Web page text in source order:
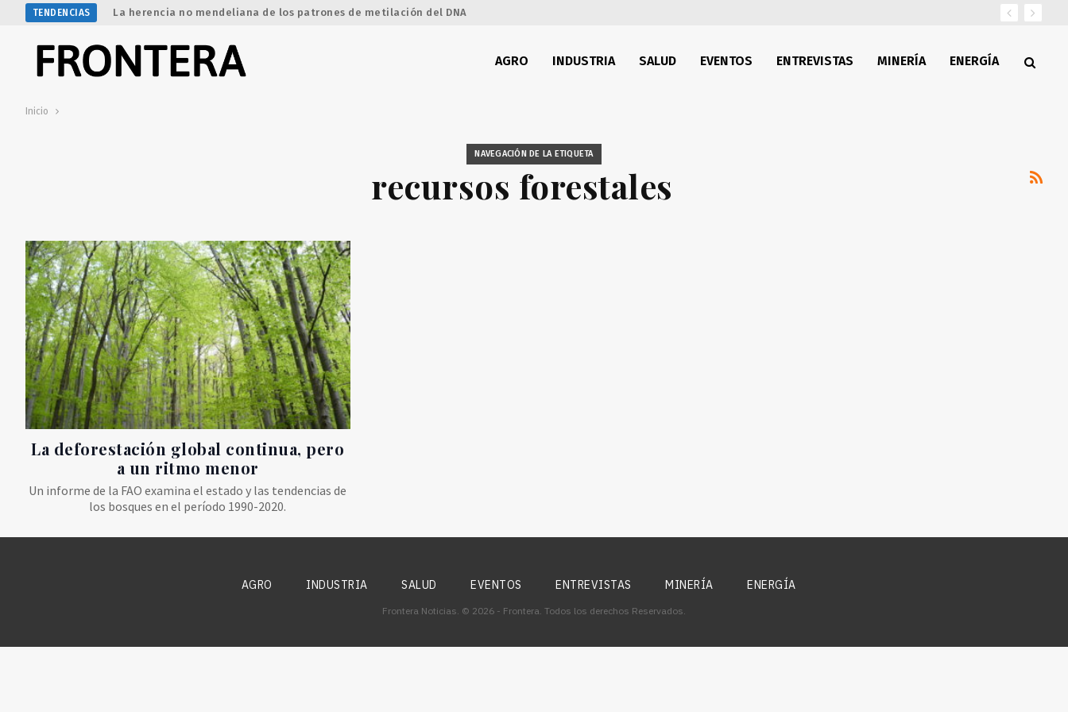
TENDENCIAS La herencia no mendeliana de los patrones de metilación del DNA
AGRO INDUSTRIA SALUD EVENTOS ENTREVISTAS MINERÍA ENERGÍA
Inicio
NAVEGACIÓN DE LA ETIQUETA
recursos forestales
La deforestación global continua, pero
a un ritmo menor
Un informe de la FAO examina el estado y las tendencias de
los bosques en el período 1990-2020.
AGRO INDUSTRIA SALUD EVENTOS ENTREVISTAS MINERÍA ENERGÍA
Frontera Noticias. © 2026 - Frontera. Todos los derechos Reservados.